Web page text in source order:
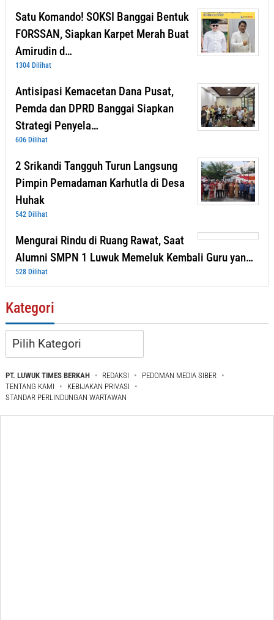
Satu Komando! SOKSI Banggai Bentuk
FORSSAN, Siapkan Karpet Merah Buat
Amirudin d…
1304 Dilihat
Antisipasi Kemacetan Dana Pusat,
Pemda dan DPRD Banggai Siapkan
Strategi Penyela…
606 Dilihat
2 Srikandi Tangguh Turun Langsung
Pimpin Pemadaman Karhutla di Desa
Huhak
542 Dilihat
Mengurai Rindu di Ruang Rawat, Saat
Alumni SMPN 1 Luwuk Memeluk Kembali Guru yan…
528 Dilihat
Kategori
Kategori
PT. LUWUK TIMES BERKAH REDAKSI
PEDOMAN MEDIA SIBER
TENTANG KAMI
KEBIJAKAN PRIVASI
STANDAR PERLINDUNGAN WARTAWAN